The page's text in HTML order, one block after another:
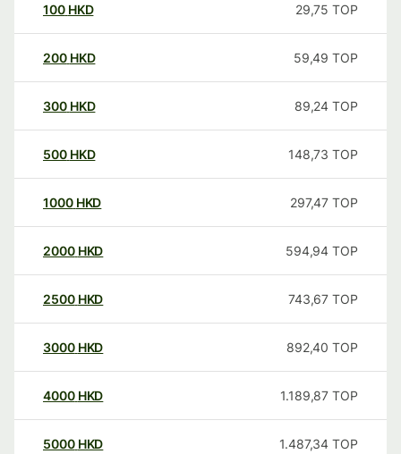
100 HKD 29,75 TOP
200 HKD 59,49 TOP
300 HKD 89,24 TOP
500 HKD 148,73 TOP
1000 HKD 297,47 TOP
2000 HKD 594,94 TOP
2500 HKD 743,67 TOP
3000 HKD 892,40 TOP
4000 HKD 1.189,87 TOP
5000 HKD 1.487,34 TOP